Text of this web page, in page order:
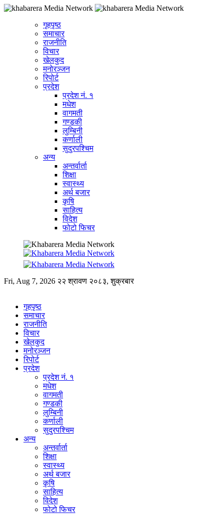
गृहपृष्ठ
समाचार
राजनीति
विचार
खेलकुद
मनोरञ्जन
रिपोर्ट
प्रदेश
प्रदेश नं. १
मधेश
वागमती
गण्डकी
लुम्बिनी
कर्णाली
सुदुरपश्चिम
अन्य
अन्तर्वार्ता
शिक्षा
स्वास्थ्य
अर्थ बजार
कृषि
साहित्य
विदेश
फोटो फिचर
Fri, Aug 7, 2026 २२ श्रावण २०८३, शुक्रबार
गृहपृष्ठ
समाचार
राजनीति
विचार
खेलकुद
मनोरञ्जन
रिपोर्ट
प्रदेश
प्रदेश नं. १
मधेश
वागमती
गण्डकी
लुम्बिनी
कर्णाली
सुदुरपश्चिम
अन्य
अन्तर्वार्ता
शिक्षा
स्वास्थ्य
अर्थ बजार
कृषि
साहित्य
विदेश
फोटो फिचर